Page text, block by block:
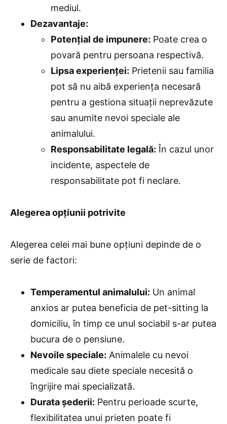
mediul.
Dezavantaje:
Potențial de impunere: Poate crea o
povară pentru persoana respectivă.
Lipsa experienței: Prietenii sau familia
pot să nu aibă experiența necesară
pentru a gestiona situații neprevăzute
sau anumite nevoi speciale ale
animalului.
Responsabilitate legală: În cazul unor
incidente, aspectele de
responsabilitate pot fi neclare.
Alegerea opțiunii potrivite
Alegerea celei mai bune opțiuni depinde de o
serie de factori:
Temperamentul animalului: Un animal
anxios ar putea beneficia de pet-sitting la
domiciliu, în timp ce unul sociabil s-ar putea
bucura de o pensiune.
Nevoile speciale: Animalele cu nevoi
medicale sau diete speciale necesită o
îngrijire mai specializată.
Durata șederii: Pentru perioade scurte,
flexibilitatea unui prieten poate fi